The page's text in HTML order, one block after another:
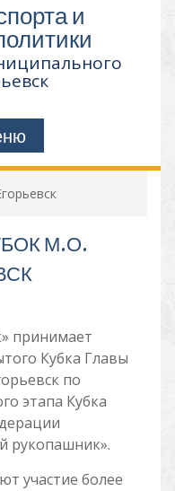
и
М.О.
принимает
Кубка Главы
по
этапа Кубка
рукопашник».
участие более